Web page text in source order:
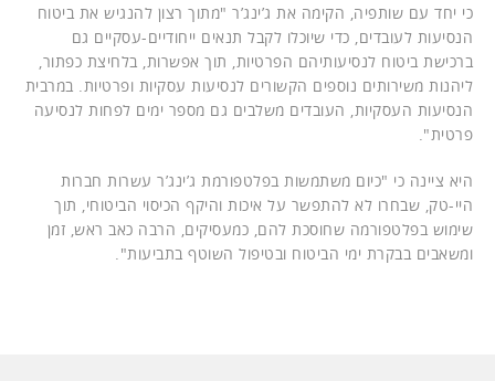
כי יחד עם שותפיה, הקימה את ג’ינג’ר "מתוך רצון להנגיש את ביטוח
הנסיעות לעובדים, כדי שיוכלו לקבל תנאים ייחודיים-עסקיים גם
ברכישת ביטוח לנסיעותיהם הפרטיות, תוך אפשרות, בלחיצת כפתור,
ליהנות משירותים נוספים הקשורים לנסיעות עסקיות ופרטיות. במרבית
הנסיעות העסקיות, העובדים משלבים גם מספר ימים לפחות לנסיעה
פרטית".
היא ציינה כי "כיום משתמשות בפלטפורמת ג’ינג’ר עשרות חברות
היי-טק, שבחרו לא להתפשר על איכות והיקף הכיסוי הביטוחי, תוך
שימוש בפלטפורמה שחוסכת להם, כמעסיקים, הרבה כאב ראש, זמן
ומשאבים בבקרת ימי הביטוח ובטיפול השוטף בתביעות".